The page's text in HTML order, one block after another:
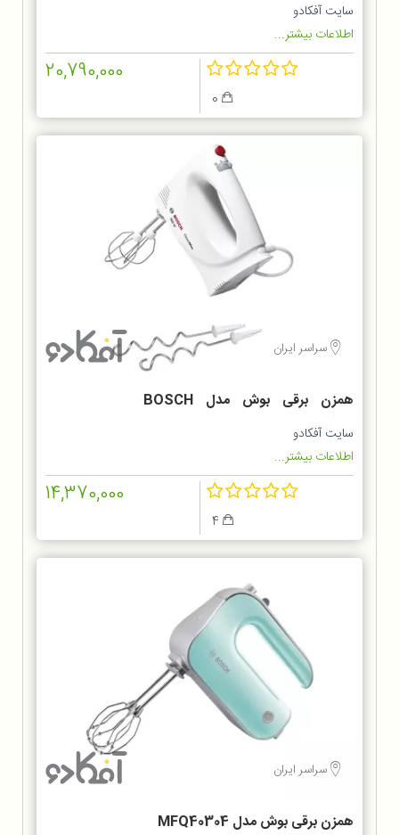
سایت آفکادو
اطلاعات بیشتر...
20,790,000
سراسر ایران
همزن برقی بوش مدل BOSCH
MFQ3010
سایت آفکادو
اطلاعات بیشتر...
14,370,000
سراسر ایران
همزن برقی بوش مدل MFQ40304